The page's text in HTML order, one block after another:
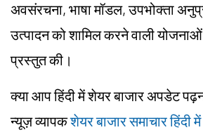
अवसंरचना, भाषा मॉडल, उपभोक्ता
उत्पादन को शामिल करने वाली
प्रस्तुत की।
क्या आप हिंदी में शेयर बाजार अपडेट
न्यूज़ व्यापकशेयर बाजार समाचार हिंदी में